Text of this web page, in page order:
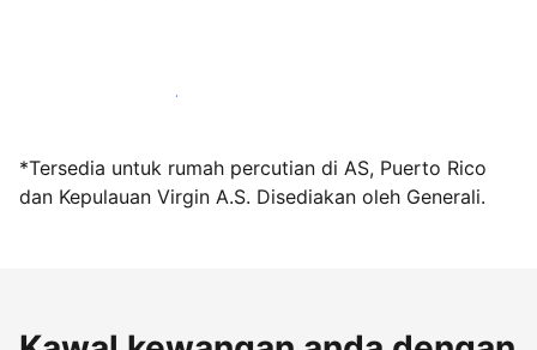
Jadi hos bersama kami hari ini
*Tersedia untuk rumah percutian di AS, Puerto Rico
dan Kepulauan Virgin A.S. Disediakan oleh Generali.